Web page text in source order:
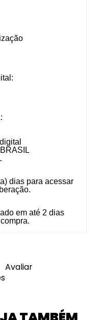
dias para acessar
em até 2 dias
Avaliar